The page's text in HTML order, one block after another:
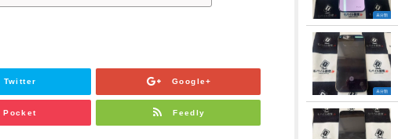
Twitter Google+
Pocket Feedly
未分類
未分類